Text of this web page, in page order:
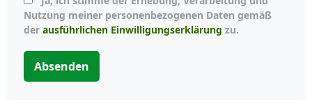
Nutzung meiner personenbezogenen Daten gemäß
der ausführlichen Einwilligungserklärung zu.
Absenden